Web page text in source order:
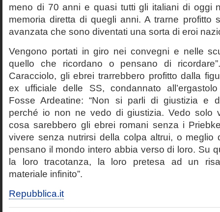
meno di 70 anni e quasi tutti gli italiani di oggi
memoria diretta di quegli anni. A trarne profitto
avanzata che sono diventati una sorta di eroi
Vengono portati in giro nei convegni e nelle
quello che ricordano o pensano di
Caracciolo, gli ebrei trarrebbero profitto dalla
ex ufficiale delle SS, condannato
Fosse Ardeatine: “Non si parli di giustizia e
perché io non ne vedo di giustizia. Vedo solo
cosa sarebbero gli ebrei romani senza i
vivere senza nutrirsi della colpa altrui, o meglio
pensano il mondo intero abbia verso di loro. Su
la loro tracotanza, la loro pretesa ad un
materiale infinito”.
Repubblica.it